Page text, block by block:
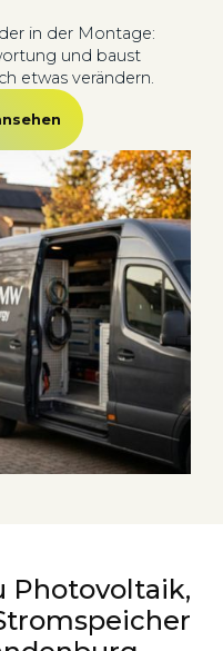
in der Montage:
und baust
etwas verändern.
Photovoltaik,